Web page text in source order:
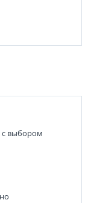
с выбором